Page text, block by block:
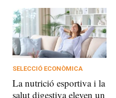
SELECCIÓ ECONÒMICA
La nutrició esportiva i la
salut digestiva eleven un